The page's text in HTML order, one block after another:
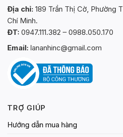
Địa chỉ: 189 Trần Thị Cờ, Phường
Chí Minh.
ĐT: 0947.111.382 – 0988.050.170
Email: lananhinc@gmail.com
TRỢ GIÚP
Hướng dẫn mua hàng